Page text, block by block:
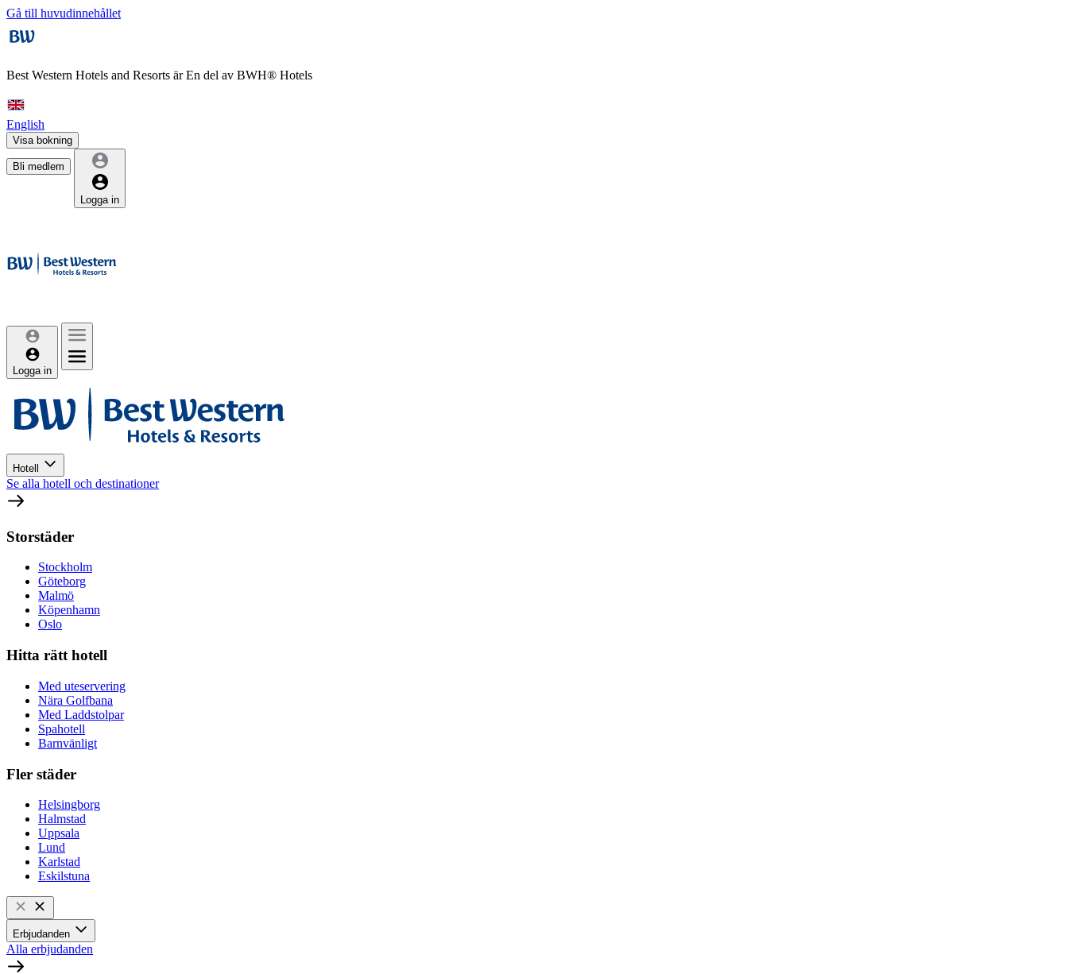
Gå till huvudinnehållet
Best Western Hotels and Resorts ärEn del av BWH® Hotels
English
Visa bokning
Bli medlem
Logga in
Logga in
Hotell
Se alla hotell och destinationer
Storstäder
Stockholm
Göteborg
Malmö
Köpenhamn
Oslo
Hitta rätt hotell
Med uteservering
Nära Golfbana
Med Laddstolpar
Spahotell
Barnvänligt
Fler städer
Helsingborg
Halmstad
Uppsala
Lund
Karlstad
Eskilstuna
Erbjudanden
Alla erbjudanden